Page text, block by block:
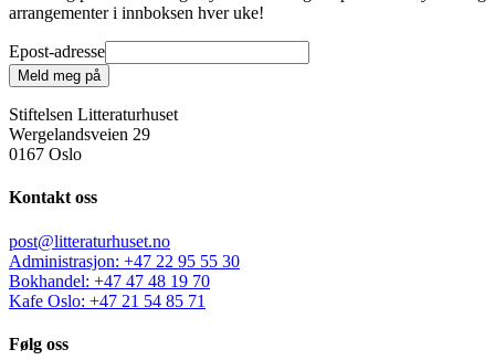
arrangementer i innboksen hver uke!
Epost-adresse
Meld meg på
Stiftelsen Litteraturhuset
Wergelandsveien 29
0167 Oslo
Kontakt oss
post@litteraturhuset.no
Administrasjon: +47 22 95 55 30
Bokhandel: +47 47 48 19 70
Kafe Oslo: +47 21 54 85 71
Følg oss